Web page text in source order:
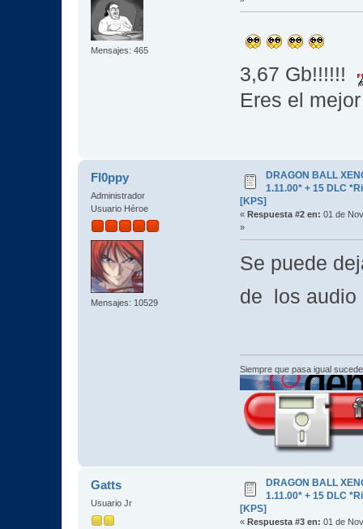
Mensajes: 465
3,67 Gb!!!!!!
Eres el
Fl0ppy
Administrador
Usuario Héroe
Mensajes: 10529
DRAGON BALL
1.11.00* + 15 DLC
[KPS]
« Respuesta #2 en: 01 de
»
Se puede
de los
Siempre que pasa igual
Gatts
Usuario Jr
DRAGON BALL
1.11.00* + 15 DLC
[KPS]
« Respuesta #3 en: 01 de